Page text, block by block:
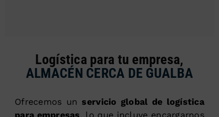
Logística para tu empresa,
ALMACÉN CERCA DE GUALBA
Ofrecemos un servicio global de logística
para empresas, lo que incluye encargarnos